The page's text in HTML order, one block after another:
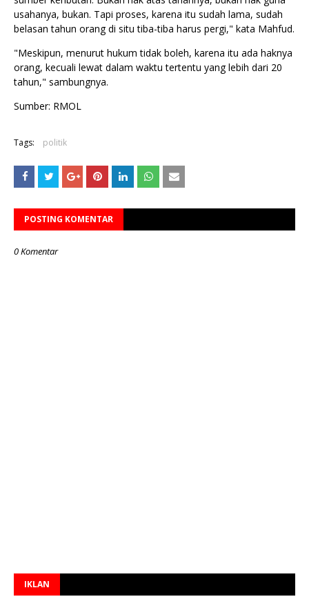
usahanya, bukan. Tapi proses, karena itu sudah lama, sudah
belasan tahun orang di situ tiba-tiba harus pergi," kata Mahfud.
"Meskipun, menurut hukum tidak boleh, karena itu ada haknya
orang, kecuali lewat dalam waktu tertentu yang lebih dari 20
tahun," sambungnya.
Sumber: RMOL
Tags: politik
POSTING KOMENTAR
0 Komentar
IKLAN